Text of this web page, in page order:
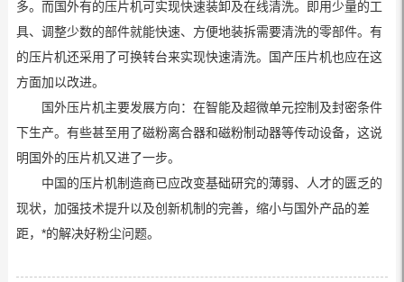
多。而国外有的压片机可实现快速装卸及在线清洗。即用少量的工
具、调整少数的部件就能快速、方便地装拆需要清洗的零部件。有
的压片机还采用了可换转台来实现快速清洗。国产压片机也应在这
方面加以改进。
国外压片机主要发展方向：在智能及超微单元控制及封密条件
下生产。有些甚至用了磁粉离合器和磁粉制动器等传动设备，这说
明国外的压片机又进了一步。
中国的压片机制造商已应改变基础研究的薄弱、人才的匮乏的
现状，加强技术提升以及创新机制的完善，缩小与国外产品的差
距，*的解决好粉尘问题。